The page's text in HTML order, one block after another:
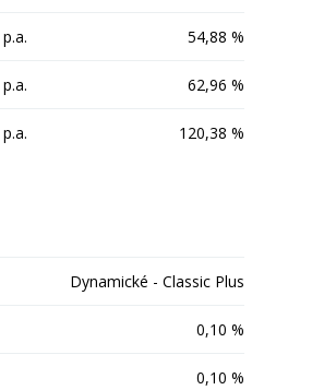
54,88 %
62,96 %
120,38 %
Dynamické - Classic Plus
0,10 %
0,10 %